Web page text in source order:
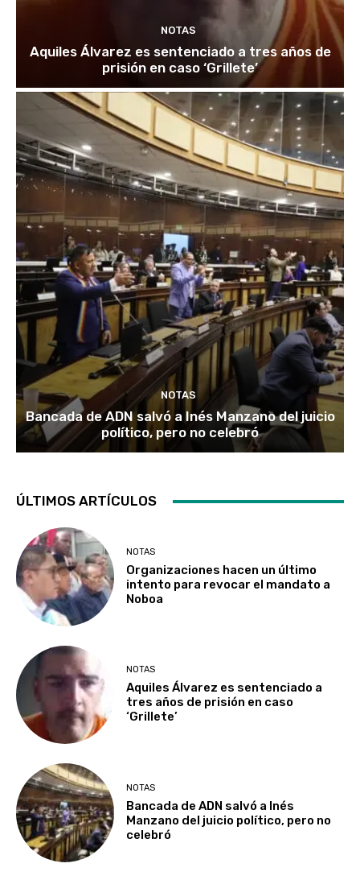
NOTAS
Aquiles Álvarez es sentenciado a tres años de
prisión en caso ‘Grillete’
NOTAS
Bancada de ADN salvó a Inés Manzano del juicio
político, pero no celebró
ÚLTIMOS ARTÍCULOS
NOTAS
Organizaciones hacen un último
intento para revocar el mandato a
Noboa
NOTAS
Aquiles Álvarez es sentenciado a
tres años de prisión en caso
‘Grillete’
NOTAS
Bancada de ADN salvó a Inés
Manzano del juicio político, pero no
celebró